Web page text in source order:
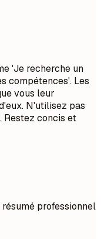
'Je recherche un
compétences'. Les
vous leur
N'utilisez pas
Restez concis et
professionnel